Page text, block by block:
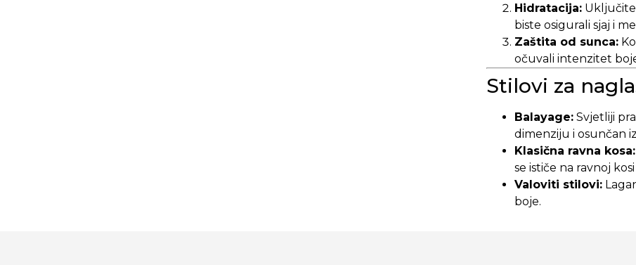
Hidratacija:
biste osigurali sjaj i
Zaštita od sunca:
očuvali intenzitet
Stilovi za
Balayage: Svjetliji
dimenziju i osunčan
Klasična ravna kosa:
se ističe na ravnoj
Valoviti stilovi:
boje.